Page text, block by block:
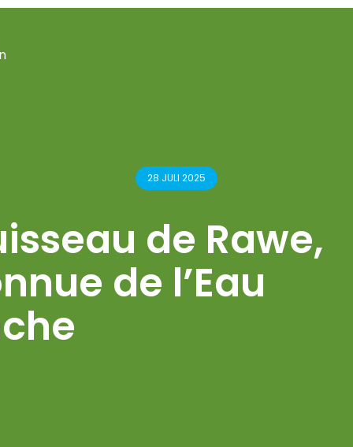
28 JULI 2025
de Rawe,
de l’Eau